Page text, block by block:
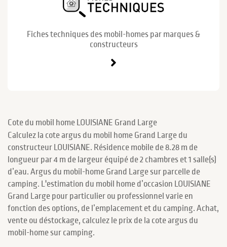
Fiches techniques des mobil-homes par marques &
constructeurs
Cote du mobil home LOUISIANE Grand Large
Calculez la cote argus du mobil home Grand Large du
constructeur LOUISIANE. Résidence mobile de 8.28 m de
longueur par 4 m de largeur équipé de 2 chambres et 1 salle(s)
d’eau. Argus du mobil-home Grand Large sur parcelle de
camping. L'estimation du mobil home d’occasion LOUISIANE
Grand Large pour particulier ou professionnel varie en
fonction des options, de l’emplacement et du camping. Achat,
vente ou déstockage, calculez le prix de la cote argus du
mobil-home sur camping.